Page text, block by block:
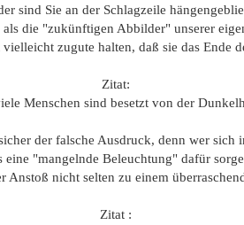
sind Sie an der Schlagzeile
die "zukünftigen Abbilder" unserer
zugute halten, daß sie das Ende
Zitat:
Menschen sind besetzt von der
der falsche Ausdruck, denn wer
"mangelnde Beleuchtung" dafür
Anstoß nicht selten zu einem
Zitat :